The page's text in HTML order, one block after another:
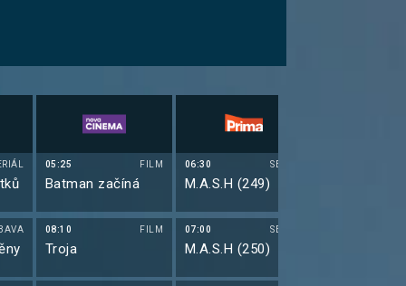
05:25 FILM
Batman začíná
08:10 FILM
Troja
06:30 SERIÁL
M.A.S.H (249)
07:00 SERIÁL
M.A.S.H (250)